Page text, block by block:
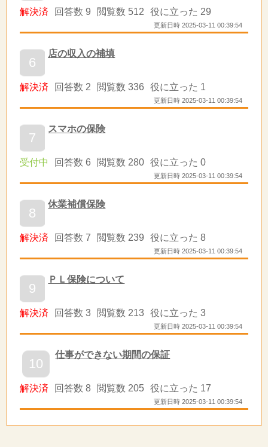
解決済 回答数 9 閲覧数 512 役に立った 29
更新日時 2025-03-11 00:39:54
6
店の収入の補填
解決済 回答数 2 閲覧数 336 役に立った 1
更新日時 2025-03-11 00:39:54
7
スマホの保険
受付中 回答数 6 閲覧数 280 役に立った 0
更新日時 2025-03-11 00:39:54
8
休業補償保険
解決済 回答数 7 閲覧数 239 役に立った 8
更新日時 2025-03-11 00:39:54
9
ＰＬ保険について
解決済 回答数 3 閲覧数 213 役に立った 3
更新日時 2025-03-11 00:39:54
10
仕事ができない期間の保証
解決済 回答数 8 閲覧数 205 役に立った 17
更新日時 2025-03-11 00:39:54